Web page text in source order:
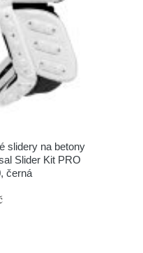
slidery na betony
Slider Kit PRO
černá